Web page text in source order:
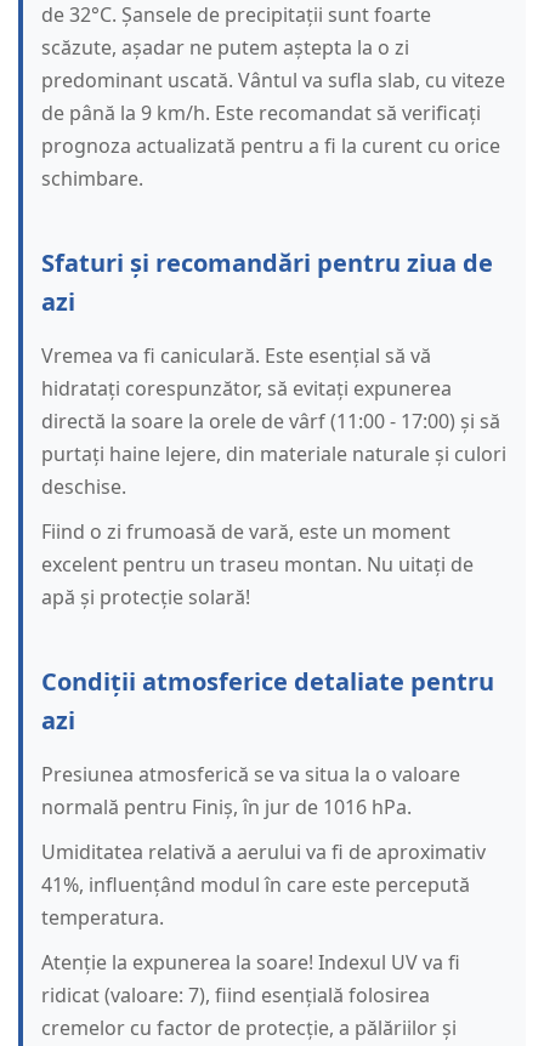
de 32°C. Șansele de precipitații sunt foarte
scăzute, așadar ne putem aștepta la o zi
predominant uscată. Vântul va sufla slab, cu viteze
de până la 9 km/h. Este recomandat să verificați
prognoza actualizată pentru a fi la curent cu orice
schimbare.
Sfaturi și recomandări pentru ziua de
azi
Vremea va fi caniculară. Este esențial să vă
hidratați corespunzător, să evitați expunerea
directă la soare la orele de vârf (11:00 - 17:00) și să
purtați haine lejere, din materiale naturale și culori
deschise.
Fiind o zi frumoasă de vară, este un moment
excelent pentru un traseu montan. Nu uitați de
apă și protecție solară!
Condiții atmosferice detaliate pentru
azi
Presiunea atmosferică se va situa la o valoare
normală pentru Finiș, în jur de 1016 hPa.
Umiditatea relativă a aerului va fi de aproximativ
41%, influențând modul în care este percepută
temperatura.
Atenție la expunerea la soare! Indexul UV va fi
ridicat (valoare: 7), fiind esențială folosirea
cremelor cu factor de protecție, a pălăriilor și